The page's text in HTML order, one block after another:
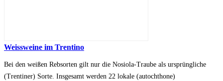
Weissweine im Trentino
Bei den weißen Rebsorten gilt nur die Nosiola-Traube als ursprüngliche
(Trentiner) Sorte. Insgesamt werden 22 lokale (autochthone)